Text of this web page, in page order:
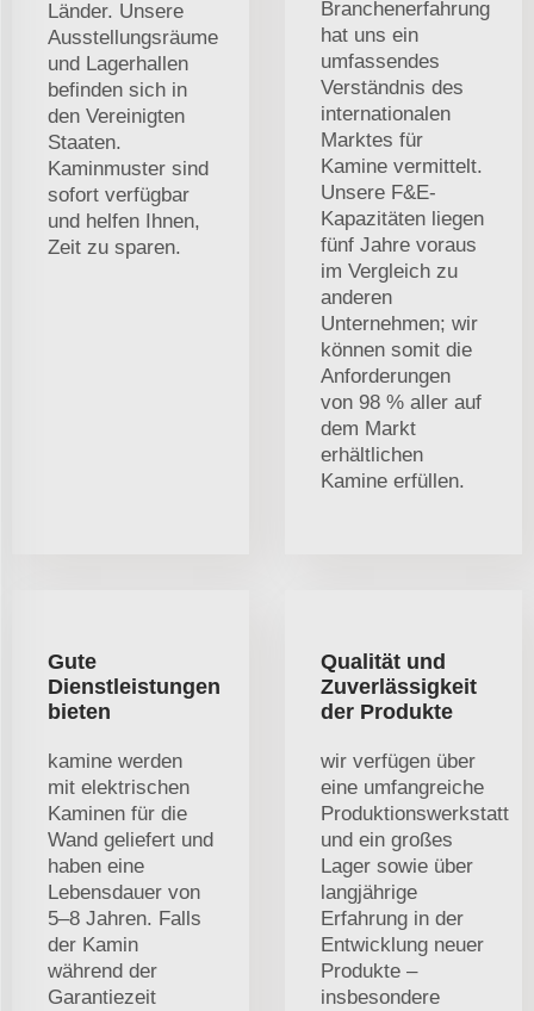
Länder. Unsere
Ausstellungsräume
und Lagerhallen
befinden sich in
den Vereinigten
Staaten.
Kaminmuster sind
sofort verfügbar
und helfen Ihnen,
Zeit zu sparen.
Branchenerfahrung
hat uns ein
umfassendes
Verständnis des
internationalen
Marktes für
Kamine vermittelt.
Unsere F&E-
Kapazitäten liegen
fünf Jahre voraus
im Vergleich zu
anderen
Unternehmen; wir
können somit die
Anforderungen
von 98 % aller auf
dem Markt
erhältlichen
Kamine erfüllen.
Gute
Dienstleistungen
bieten
kamine werden
mit elektrischen
Kaminen für die
Wand geliefert und
haben eine
Lebensdauer von
5–8 Jahren. Falls
der Kamin
während der
Garantiezeit
Qualität und
Zuverlässigkeit
der Produkte
wir verfügen über
eine umfangreiche
Produktionswerkstatt
und ein großes
Lager sowie über
langjährige
Erfahrung in der
Entwicklung neuer
Produkte –
insbesondere